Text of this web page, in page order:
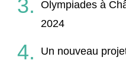
Olympiades à
2024
Un nouveau